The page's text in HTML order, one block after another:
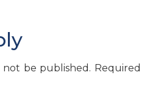
not be published. Required